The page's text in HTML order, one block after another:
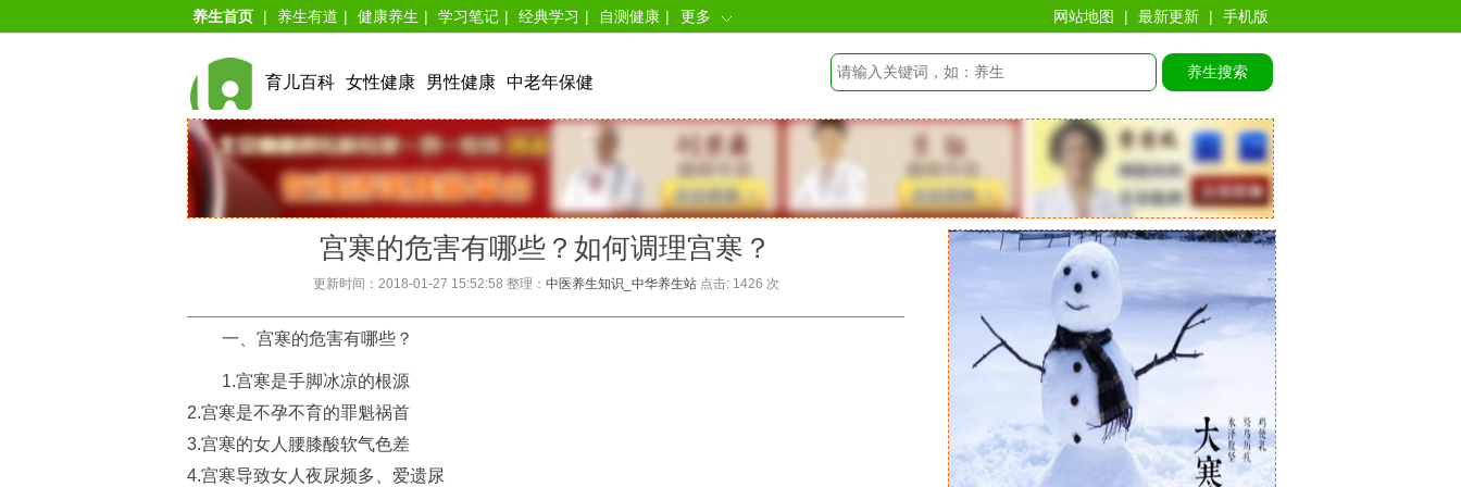
养生首页 | 养生有道 | 健康养生 | 学习笔记 | 经典学习 | 自测健康 | 更多 网站地图 | 最新更新 | 手机版
育儿百科 女性健康 男性健康 中老年保健
宫寒的危害有哪些？如何调理宫寒？
更新时间：2018-01-27 15:52:58 整理： 中医养生知识_中华养生站点击: 1426 次
一、宫寒的危害有哪些？
1.宫寒是手脚冰凉的根源
2.宫寒是不孕不育的罪魁祸首
3.宫寒的女人腰膝酸软气色差
4.宫寒导致女人夜尿频多、爱遗尿